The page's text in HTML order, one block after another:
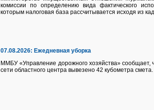
комиссии по определению вида фактического
которым налоговая база рассчитывается исходя из
07.08.2026: Ежедневная уборка
ММБУ «Управление дорожного хозяйства» сообщает,
сети областного центра вывезено 42 кубометра смета.